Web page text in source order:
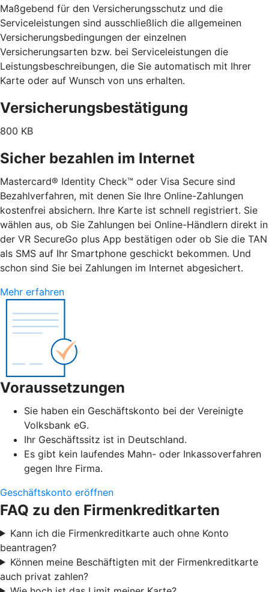
Maßgebend für den Versicherungsschutz und die
Serviceleistungen sind ausschließlich die allgemeinen
Versicherungsbedingungen der einzelnen
Versicherungsarten bzw. bei Serviceleistungen die
Leistungsbeschreibungen, die Sie automatisch mit Ihrer
Karte oder auf Wunsch von uns erhalten.
Versicherungsbestätigung
800 KB
Sicher bezahlen im Internet
Mastercard® Identity Check™ oder Visa Secure sind
Bezahlverfahren, mit denen Sie Ihre Online-Zahlungen
kostenfrei absichern. Ihre Karte ist schnell registriert. Sie
wählen aus, ob Sie Zahlungen bei Online-Händlern direkt in
der VR SecureGo plus App bestätigen oder ob Sie die TAN
als SMS auf Ihr Smartphone geschickt bekommen. Und
schon sind Sie bei Zahlungen im Internet abgesichert.
Mehr erfahren
Voraussetzungen
Sie haben ein Geschäftskonto bei der Vereinigte
Volksbank eG.
Ihr Geschäftssitz ist in Deutschland.
Es gibt kein laufendes Mahn- oder Inkassoverfahren
gegen Ihre Firma.
Geschäftskonto eröffnen
FAQ zu den Firmenkreditkarten
Kann ich die Firmenkreditkarte auch ohne Konto
beantragen?
Können meine Beschäftigten mit der Firmenkreditkarte
auch privat zahlen?